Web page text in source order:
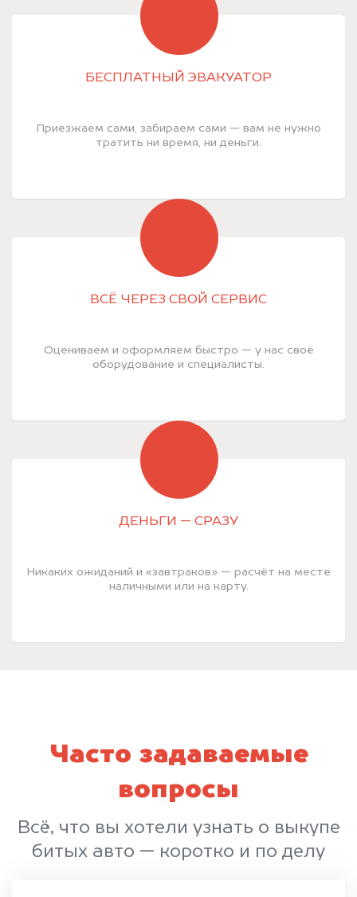
БЕСПЛАТНЫЙ ЭВАКУАТОР
Приезжаем сами, забираем сами — вам не нужно
тратить ни время, ни деньги.
ВСЁ ЧЕРЕЗ СВОЙ СЕРВИС
Оцениваем и оформляем быстро — у нас своё
оборудование и специалисты.
ДЕНЬГИ — СРАЗУ
Никаких ожиданий и «завтраков» — расчёт на месте
наличными или на карту.
Часто задаваемые
вопросы
Всё, что вы хотели узнать о выкупе
битых авто — коротко и по делу